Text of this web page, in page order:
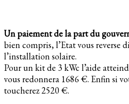
Un paiement de la part du
bien compris, l’Etat vous reverse
l’installation solaire.
Pour un kit de 3 kWc l’aide
vous redonnera 1686 €. Enfin si
toucherez 2520 €.